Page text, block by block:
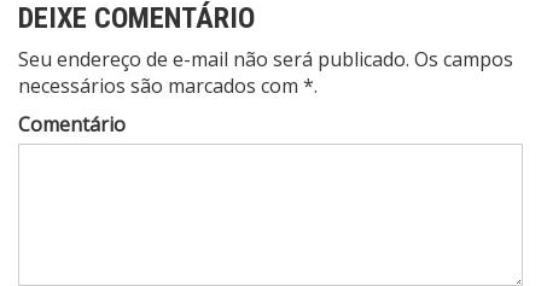
DEIXE COMENTÁRIO
Seu endereço de e-mail não será publicado. Os campos
necessários são marcados com *.
Comentário